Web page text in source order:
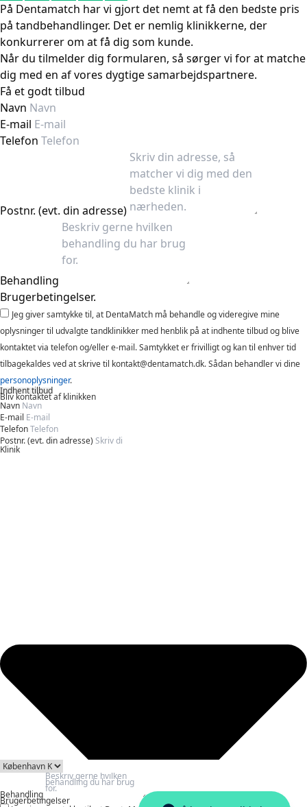
På Dentamatch har vi gjort det nemt at få den bedste pris
på tandbehandlinger. Det er nemlig klinikkerne, der
konkurrerer om at få dig som kunde.
Når du tilmelder dig formularen, så sørger vi for at matche
dig med en af vores dygtige samarbejdspartnere.
Få et godt tilbud
Navn
E-mail
Telefon
Postnr. (evt. din adresse)
Behandling
Brugerbetingelser.
Jeg giver samtykke til, at DentaMatch må behandle og videregive mine
oplysninger til udvalgte tandklinikker med henblik på at indhente tilbud og blive
kontaktet via telefon og/eller e-mail. Samtykket er frivilligt og kan til enhver tid
tilbagekaldes ved at skrive til kontakt@dentamatch.dk. Sådan behandler vi dine
personoplysninger.
Indhent tilbud
Bliv kontaktet af klinikken
Navn
E-mail
Telefon
Postnr. (evt. din adresse)
Klinik
Behandling
Brugerbetingelser